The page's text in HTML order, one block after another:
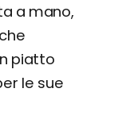
a mano,
piatto
le sue